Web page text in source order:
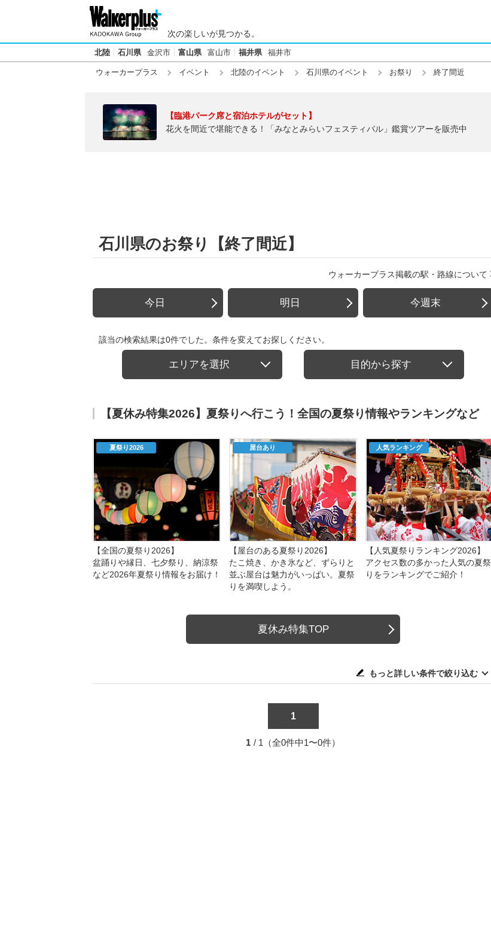
次の楽しいが見つかる。
北陸 石川県 金沢市 富山県 富山市 福井県 福井市
ウォーカープラス イベント 北陸のイベント 石川県のイベント お祭り 終了間近
【臨港パーク席と宿泊ホテルがセット】
花火を間近で堪能できる！「みなとみらいフェスティバル」鑑賞ツアーを販売中
石川県のお祭り【終了間近】
ウォーカープラス掲載の駅・路線について
今日 明日 今週末
該当の検索結果は0件でした。条件を変えてお探しください。
エリアを選択 目的から探す
【夏休み特集2026】夏祭りへ行こう！全国の夏祭り情報やランキングなど
夏祭り2026
【全国の夏祭り2026】
盆踊りや縁日、七夕祭り、納涼祭
など2026年夏祭り情報をお届け！
屋台あり
【屋台のある夏祭り2026】
たこ焼き、かき氷など、ずらりと
並ぶ屋台は魅力がいっぱい。夏祭
りを満喫しよう。
人気ランキング
【人気夏祭りランキング2026】
アクセス数の多かった人気の夏祭
りをランキングでご紹介！
夏休み特集TOP
もっと詳しい条件で絞り込む
1
1 / 1（全0件中1〜0件）